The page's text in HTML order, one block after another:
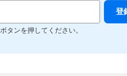
タンを押してください。